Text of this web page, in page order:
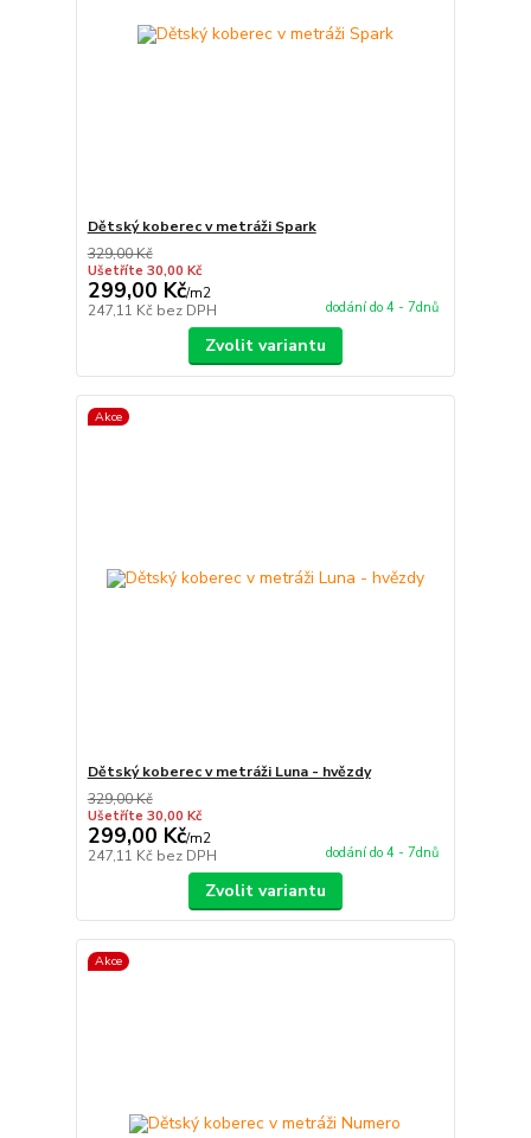
Dětský koberec v metráži Spark
329,00 Kč
Ušetříte 30,00 Kč
299,00 Kč/m2
247,11 Kč bez DPH dodání do 4 - 7dnů
Zvolit variantu
Akce
Dětský koberec v metráži Luna - hvězdy
329,00 Kč
Ušetříte 30,00 Kč
299,00 Kč/m2
247,11 Kč bez DPH dodání do 4 - 7dnů
Zvolit variantu
Akce